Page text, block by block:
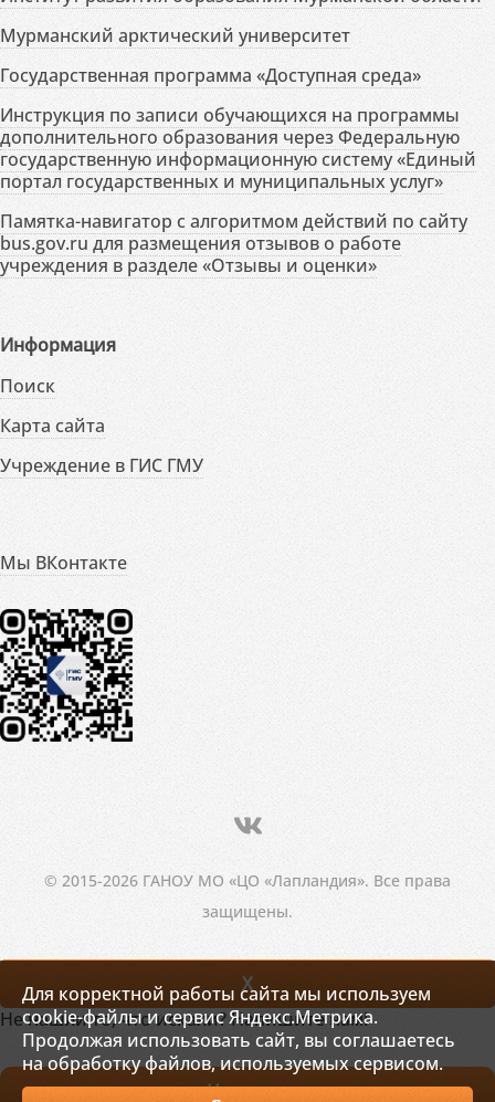
Мурманский арктический университет
Государственная программа «Доступная среда»
Инструкция по записи обучающихся на программы
дополнительного образования через Федеральную
государственную информационную систему «Единый
портал государственных и муниципальных услуг»
Памятка-навигатор с алгоритмом действий по сайту
bus.gov.ru для размещения отзывов о работе
учреждения в разделе «Отзывы и оценки»
Информация
Поиск
Карта сайта
Учреждение в ГИС ГМУ
Мы ВКонтакте
© 2015-2026 ГАНОУ МО «ЦО «Лапландия». Все права
защищены.
Для корректной работы сайта мы используем
cookie-файлы и сервис Яндекс.Метрика.
Продолжая использовать сайт, вы соглашаетесь
на обработку файлов, используемых сервисом.
X
Не нашли то, что искали? Напишите нам!
Написать